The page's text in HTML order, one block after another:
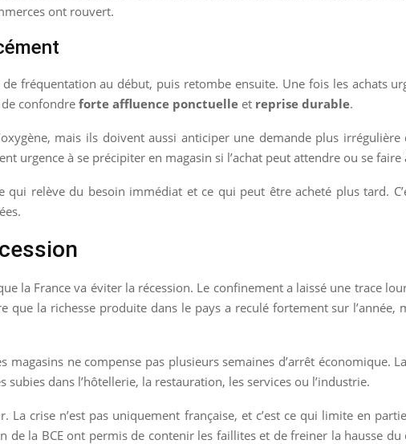
ont rouvert.
fréquentation au début, puis retombe ensuite. Une fois les achats
confondreforte affluence ponctuelle et reprise durable.
mais ils doivent aussi anticiper une demande plus irrégulière
urgence à se précipiter en magasin si l’achat peut attendre ou se faire
relève du besoin immédiat et ce qui peut être acheté plus tard.
la France va éviter la récession. Le confinement a laissé une trace
que la richesse produite dans le pays a reculé fortement sur l’année,
ne compense pas plusieurs semaines d’arrêt économique.
dans l’hôtellerie, la restauration, les services ou l’industrie.
crise n’est pas uniquement française, et c’est ce qui limite en
la BCE ont permis de contenir les faillites et de freiner la hausse du